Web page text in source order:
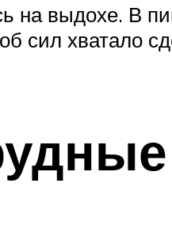
на выдохе. В
сил хватало